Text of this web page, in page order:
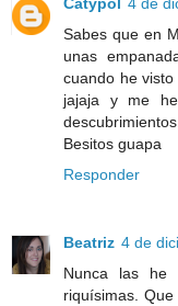
Sabes que en
unas
cuando he
jajaja y me
Besitos guapa
Responder
Beatriz 4 de
Nunca las he
riquísimas.